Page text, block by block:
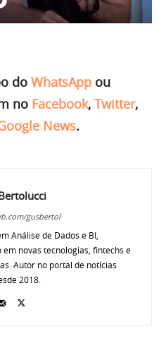
do WhatsApp ou
no Facebook, Twitter,
News.
gusbertol
Análise de Dados e BI,
em novas tecnologias, fintechs e
Autor no portal de notícias
2018.